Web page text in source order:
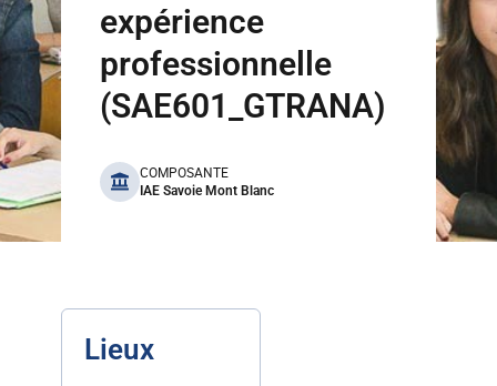
expérience
professionnelle
(SAE601_GTRANA)
benefits
COMPOSANTE
IAE Savoie Mont Blanc
Lieux